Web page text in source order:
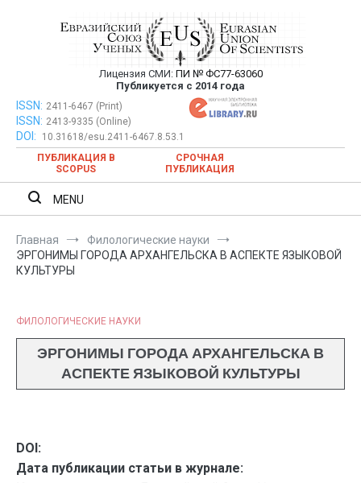
Евразийский Союз Ученых —
публикация научных статей в
ежемесячном научном журнале
Лицензия СМИ: ПИ № ФС77-63060
Публикуется с 2014 года
Евразийский Союз Ученых — публикация научных статей в
ежемесячном научном журнале
ISSN: 2411-6467 (Print)
ISSN: 2413-9335 (Online)
DOI:
10.31618/esu.2411-6467.8.53.1
ПУБЛИКАЦИЯ В
SCOPUS
СРОЧНАЯ
ПУБЛИКАЦИЯ
MENU
Главная
Филологические науки
ЭРГОНИМЫ ГОРОДА АРХАНГЕЛЬСКА В АСПЕКТЕ ЯЗЫКОВОЙ
КУЛЬТУРЫ
ФИЛОЛОГИЧЕСКИЕ НАУКИ
ЭРГОНИМЫ ГОРОДА АРХАНГЕЛЬСКА В
АСПЕКТЕ ЯЗЫКОВОЙ КУЛЬТУРЫ
DOI:
Дата публикации статьи в журнале: